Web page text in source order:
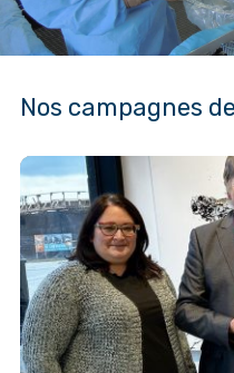
Nos campagnes